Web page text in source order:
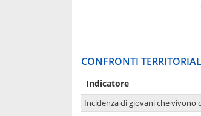
CONFRONTI
Indicatore
Incidenza di giovani che vivono